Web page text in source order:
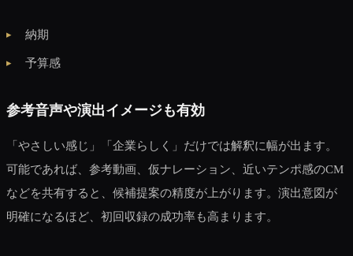
納期
予算感
参考音声や演出イメージも有効
「やさしい感じ」「企業らしく」だけでは解釈に幅が出ます。
可能であれば、参考動画、仮ナレーション、近いテンポ感のCM
などを共有すると、候補提案の精度が上がります。演出意図が
明確になるほど、初回収録の成功率も高まります。